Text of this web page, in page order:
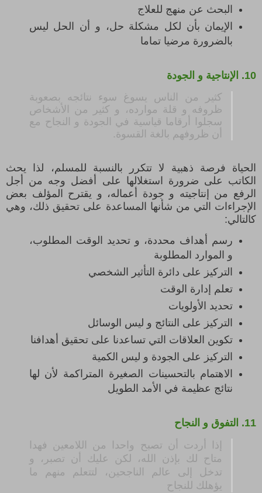
البحث عن منهج للعلاج
الإيمان بأن لكل مشكلة حل، و أن الحل ليس
بالضرورة مرضيا تماما
10.
الإنتاجية و الجودة
كثير من الناس يسوغ سوء نتائجه بصعوبة
ظروفه و قلة موارده، و كثير من الأشخاص
سجلوا أرقاما قياسية في الجودة و النجاح مع
أن ظروفهم بالغة القسوة.
الحياة فرصة ذهبية لا تتكرر بالنسبة للمسلم، لذا يحث
الكاتب على ضرورة استغلالها على أفضل وجه من أجل
الرفع من إنتاجيته و جودة أعماله، و يقترح المؤلف بعض
الإجراءات التي من شأنها المساعدة على تحقيق ذلك، وهي
كالتالي:
رسم أهداف محددة، و تحديد الوقت المطلوب،
و الموارد المطلوبة
التركيز على دائرة التأثير الشخصي
تعلم إدارة الوقت
تحديد الأولويات
التركيز على النتائج و ليس الوسائل
تكوين العلاقات التي تساعدنا على تحقيق أهدافنا
التركيز على الجودة و ليس الكمية
الاهتمام بالتحسينات الصغيرة المتراكمة لأن لها
نتائج عظيمة في الأمد الطويل
11.
التفوق و النجاح
إذا أردت أن تصبح واحدا من اللامعين فهدا
متاح لك بإذن الله، لكن عليك أن تصبر، و
تدخل إلى عالم الناجحين، لتتعلم منهم ما
يؤهلك للنجاح